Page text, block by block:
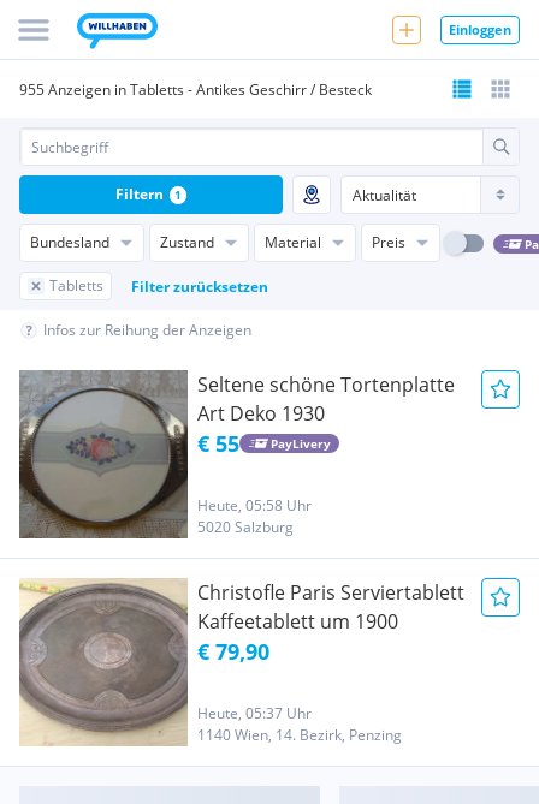
Einloggen
955 Anzeigen in Tabletts - Antikes Geschirr / Besteck
Bundesland Zustand Material Preis
Tabletts Filter zurücksetzen
Filtern 1
Infos zur Reihung der Anzeigen
Seltene schöne Tortenplatte
Art Deko 1930
€ 55 PayLivery
Heute, 05:58 Uhr
5020 Salzburg
Christofle Paris Serviertablett
Kaffeetablett um 1900
€ 79,90
Heute, 05:37 Uhr
1140 Wien, 14. Bezirk, Penzing